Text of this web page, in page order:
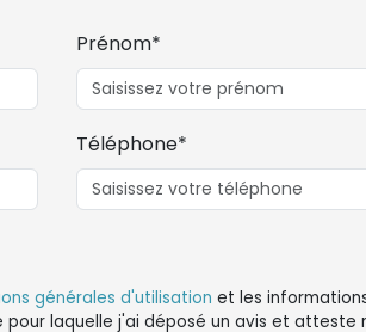
Prénom*
Téléphone*
générales d'utilisation et les
laquelle j'ai déposé un avis et